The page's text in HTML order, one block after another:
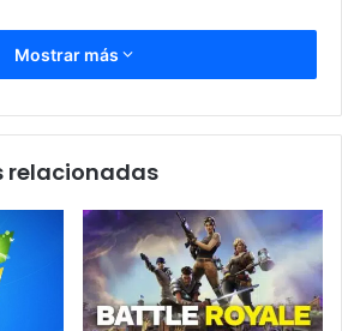
title=»Intel Core i5-9600k»
Drivers
con
de cara al futuro
estas son mínimas y se
Three Kingdoms. Al parecer
la Api DirectX 11 con la iGPU Iris
Mostrar más
relacionadas